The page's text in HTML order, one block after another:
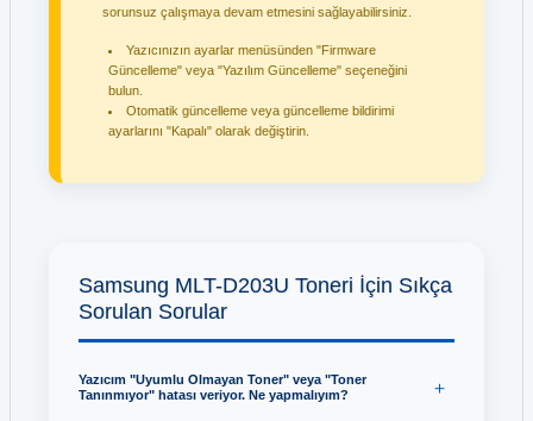
sorunsuz çalışmaya devam etmesini sağlayabilirsiniz.
Yazıcınızın ayarlar menüsünden "Firmware
Güncelleme" veya "Yazılım Güncelleme" seçeneğini
bulun.
Otomatik güncelleme veya güncelleme bildirimi
ayarlarını "Kapalı" olarak değiştirin.
Samsung MLT-D203U Toneri İçin Sıkça
Sorulan Sorular
Yazıcım "Uyumlu Olmayan Toner" veya "Toner
Tanınmıyor" hatası veriyor. Ne yapmalıyım?